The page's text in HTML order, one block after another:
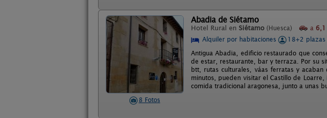
8 Fotos
Abadia de Siétamo
Hotel Rural en Siétamo (Huesca) a
Alquiler por habitaciones
18+2 plazas
Antigua Abadia, edificio restaurado que
de estar, restaurante, bar y terraza. Por su
btt, rutas culturales, váas ferratas y
minutos, pueden visitar el Castillo de
comida tradicional aragonesa, junto a unas